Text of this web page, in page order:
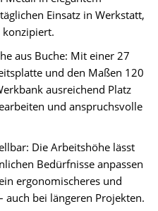
Einsatz in Werkstatt,
konzipiert.
aus Buche: Mit einer 27
und den Maßen 120
ausreichend Platz
und anspruchsvolle
Die Arbeitshöhe lässt
Bedürfnisse anpassen
ergonomischeres und
auch bei längeren Projekten.